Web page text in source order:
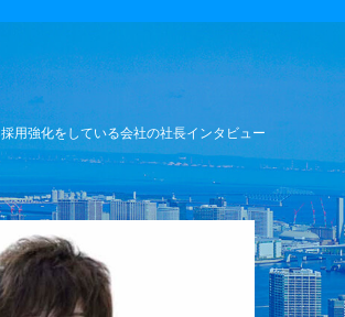
採用強化をしている会社の社長インタビュー